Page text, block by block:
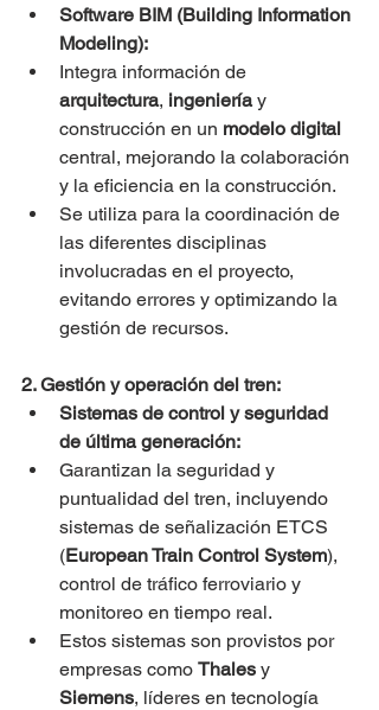
Software BIM (Building Information
Modeling):
Integra información de
arquitectura, ingeniería y
construcción en un modelo digital
central, mejorando la colaboración
y la eficiencia en la construcción.
Se utiliza para la coordinación de
las diferentes disciplinas
involucradas en el proyecto,
evitando errores y optimizando la
gestión de recursos.
2. Gestión y operación del tren:
Sistemas de control y seguridad
de última generación:
Garantizan la seguridad y
puntualidad del tren, incluyendo
sistemas de señalización ETCS
(European Train Control System),
control de tráfico ferroviario y
monitoreo en tiempo real.
Estos sistemas son provistos por
empresas como Thales y
Siemens, líderes en tecnología